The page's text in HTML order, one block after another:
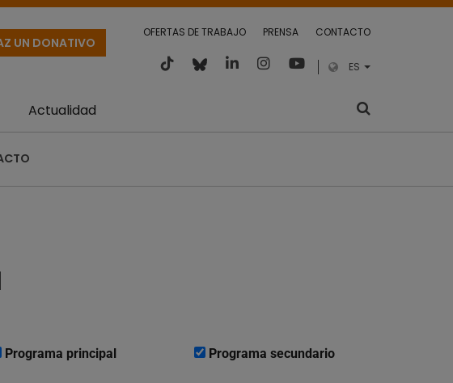
OFERTAS DE TRABAJO PRENSA CONTACTO
ES
UN DONATIVO
Actualidad
Programa principal Programa secundario